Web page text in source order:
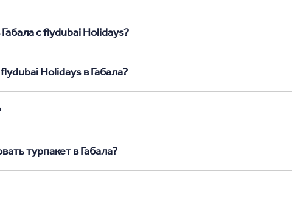
с flydubai Holidays?
Holidays в Габала?
турпакет в Габала?